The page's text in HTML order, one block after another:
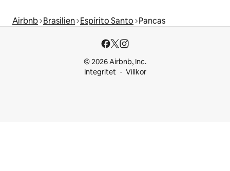
Airbnb Brasilien Espírito Santo Pancas
© 2026 Airbnb, Inc.
Integritet
Villkor